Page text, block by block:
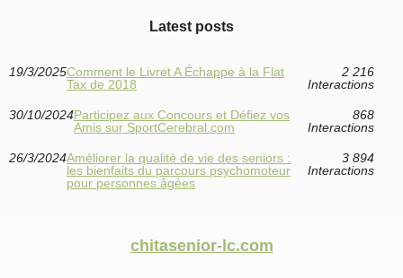
Latest posts
19/3/2025Comment le Livret A Échappe à la Flat
Tax de 2018
2 216
Interactions
30/10/2024Participez aux Concours et Défiez vos
Amis sur SportCerebral.com
868
Interactions
26/3/2024Améliorer la qualité de vie des seniors :
les bienfaits du parcours psychomoteur
pour personnes âgées
3 894
Interactions
chitasenior-lc.com